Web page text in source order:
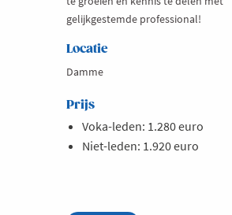
gelijkgestemde professional!
Locatie
Damme
Prijs
Voka-leden: 1.280 euro
Niet-leden: 1.920 euro